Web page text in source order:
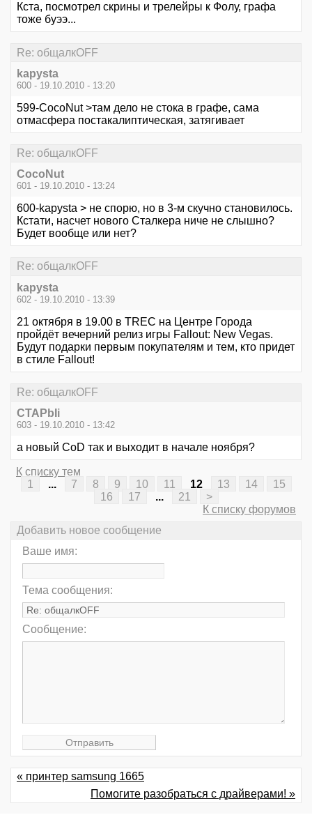
Кста, посмотрел скрины и трелейры к Фолу, графа
тоже буээ...
Re: общалкOFF
kapysta
600 - 19.10.2010 - 13:20
599-CocoNut >там дело не стока в графе, сама
отмасфера постакалиптическая, затягивает
Re: общалкOFF
CocoNut
601 - 19.10.2010 - 13:24
600-kapysta > не спорю, но в 3-м скучно становилось.
Кстати, насчет нового Сталкера ниче не слышно?
Будет вообще или нет?
Re: общалкOFF
kapysta
602 - 19.10.2010 - 13:39
21 октября в 19.00 в TREC на Центре Города
пройдёт вечерний релиз игры Fallout: New Vegas.
Будут подарки первым покупателям и тем, кто придет
в стиле Fallout!
Re: общалкOFF
CTAPbIi
603 - 19.10.2010 - 13:42
а новый CoD так и выходит в начале ноября?
К списку тем
1
... 7 8 9 10 11 12 13 14
15
16
17 ... 21
>
К списку форумов
Добавить новое сообщение
Ваше имя:
Тема сообщения:
Сообщение:
« принтер samsung 1665
Помогите разобраться с драйверами! »